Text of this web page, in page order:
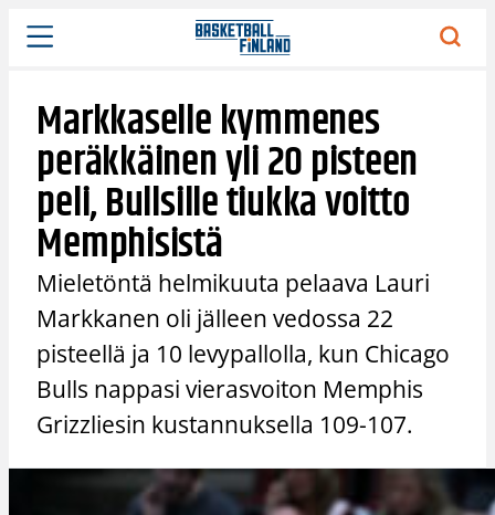
Siirry
sisältöön
Markkaselle kymmenes
peräkkäinen yli 20 pisteen
peli, Bullsille tiukka voitto
Memphisistä
Mieletöntä helmikuuta pelaava Lauri
Markkanen oli jälleen vedossa 22
pisteellä ja 10 levypallolla, kun Chicago
Bulls nappasi vierasvoiton Memphis
Grizzliesin kustannuksella 109-107.